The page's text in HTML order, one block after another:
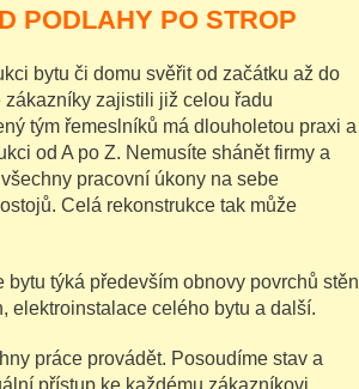
PODLAHY PO STROP
bytu či domu svěřit od začátku až do
zajistili již celou řadu
tým řemeslníků má dlouholetou praxi a
od A po Z. Nemusíte shánět firmy a
pracovní úkony na sebe
Celá rekonstrukce tak může
týká především obnovy povrchů stěn
elektroinstalace celého bytu a další.
práce provádět. Posoudíme stav a
přístup ke každému zákazníkovi.